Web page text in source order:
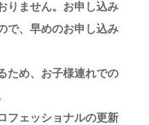
りません。お申し込み
で、早めのお申し込み
ため、お子様連れでの
フェッショナルの更新